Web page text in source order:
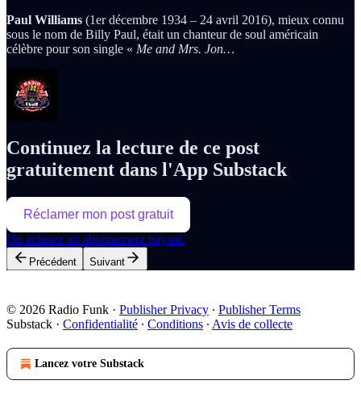
Paul Williams (1er décembre 1934 – 24 avril 2016), mieux connu
sous le nom de Billy Paul, était un chanteur de soul américain
célèbre pour son single « Me and Mrs. Jon…
Continuez la lecture de ce post
gratuitement dans l'App Substack
Réclamer mon post gratuit
Ou achetez un abonnement payant.
Précédent Suivant
© 2026 Radio Funk · Publisher Privacy ∙ Publisher Terms
Substack · Confidentialité ∙ Conditions ∙ Avis de collecte
Lancez votre Substack